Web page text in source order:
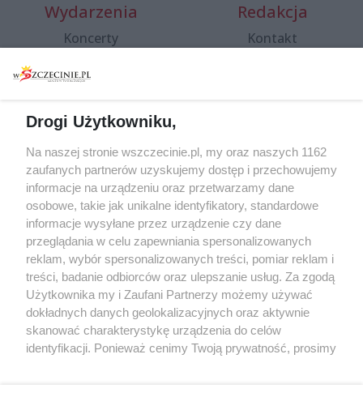
Wydarzenia
Koncerty
Spacery i oprowadzania
targi
Wernisaże
Więcej
Redakcja
Kontakt
Specjalny koncert z okazji
20. urodzin portalu
wSzczecinie.pl
Regulamin konkursów
śniadaniówka "Hej
Szczecin! Jest piątek!"
Partnerzy
Praca Szczecin
Drogi Użytkowniku,
Na naszej stronie wszczecinie.pl, my oraz naszych 1162
zaufanych partnerów uzyskujemy dostęp i przechowujemy
informacje na urządzeniu oraz przetwarzamy dane
osobowe, takie jak unikalne identyfikatory, standardowe
informacje wysyłane przez urządzenie czy dane
przeglądania w celu zapewniania spersonalizowanych
reklam, wybór spersonalizowanych treści, pomiar reklam i
treści, badanie odbiorców oraz ulepszanie usług. Za zgodą
Użytkownika my i Zaufani Partnerzy możemy używać
dokładnych danych geolokalizacyjnych oraz aktywnie
skanować charakterystykę urządzenia do celów
identyfikacji. Ponieważ cenimy Twoją prywatność, prosimy